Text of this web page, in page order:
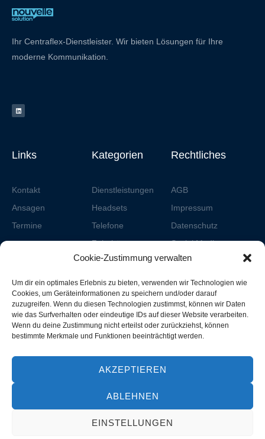
Cookie-Zustimmung verwalten
Um dir ein optimales Erlebnis zu bieten, verwenden wir Technologien wie
Cookies, um Geräteinformationen zu speichern und/oder darauf
zuzugreifen. Wenn du diesen Technologien zustimmst, können wir Daten
wie das Surfverhalten oder eindeutige IDs auf dieser Website verarbeiten.
Wenn du deine Zustimmung nicht erteilst oder zurückziehst, können
bestimmte Merkmale und Funktionen beeinträchtigt werden.
AKZEPTIEREN
ABLEHNEN
EINSTELLUNGEN
Ihr Centraflex-Dienstleister. Wir bieten Lösungen für Ihre
moderne Kommunikation.
n
k
e
Links
Kontakt
Ansagen
Termine
Nouvelle Com
Jadenova
Kategorien
Dienstleistungen
Headsets
Telefone
Zubehör
Rechtliches
AGB
Impressum
Datenschutz
Social Media
Datenschutz
Kontakt